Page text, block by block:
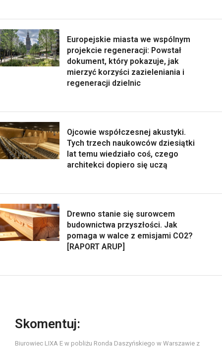
Europejskie miasta we wspólnym
projekcie regeneracji: Powstał
dokument, który pokazuje, jak
mierzyć korzyści zazieleniania i
regeneracji dzielnic
Ojcowie współczesnej akustyki.
Tych trzech naukowców dziesiątki
lat temu wiedziało coś, czego
architekci dopiero się uczą
Drewno stanie się surowcem
budownictwa przyszłości. Jak
pomaga w walce z emisjami CO2?
[RAPORT ARUP]
Skomentuj:
Biurowiec LIXA E w pobliżu Ronda Daszyńskiego w Warszawie z